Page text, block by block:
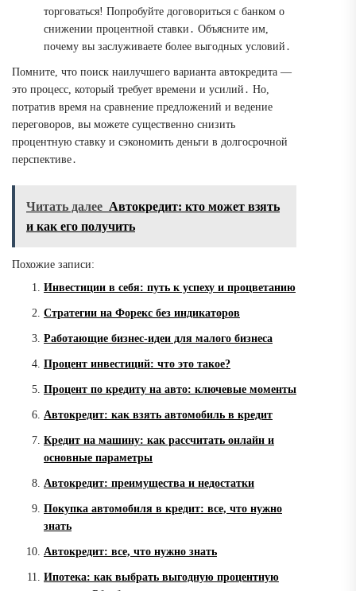
торговаться! Попробуйте договориться с банком о
снижении процентной ставки․ Объясните им,
почему вы заслуживаете более выгодных условий․
Помните, что поиск наилучшего варианта автокредита —
это процесс, который требует времени и усилий․ Но,
потратив время на сравнение предложений и ведение
переговоров, вы можете существенно снизить
процентную ставку и сэкономить деньги в долгосрочной
перспективе․
Читать далее Автокредит: кто может взять
и как его получить
Похожие записи:
Инвестиции в себя: путь к успеху и процветанию
Стратегии на Форекс без индикаторов
Работающие бизнес-идеи для малого бизнеса
Процент инвестиций: что это такое?
Процент по кредиту на авто: ключевые моменты
Автокредит: как взять автомобиль в кредит
Кредит на машину: как рассчитать онлайн и
основные параметры
Автокредит: преимущества и недостатки
Покупка автомобиля в кредит: все, что нужно
знать
Автокредит: все, что нужно знать
Ипотека: как выбрать выгодную процентную